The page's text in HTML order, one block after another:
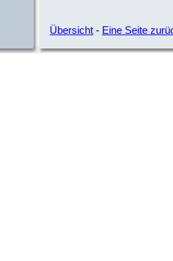
Übersicht - Eine Seite